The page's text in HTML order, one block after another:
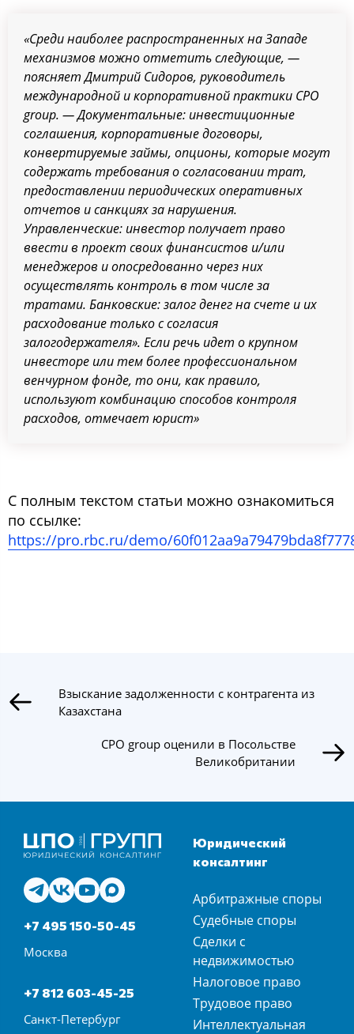
«Среди наиболее распространенных на Западе
механизмов можно отметить следующие, —
поясняет Дмитрий Сидоров, руководитель
международной и корпоративной практики СРО
group. — Документальные: инвестиционные
соглашения, корпоративные договоры,
конвертируемые займы, опционы, которые могут
содержать требования о согласовании трат,
предоставлении периодических оперативных
отчетов и санкциях за нарушения.
Управленческие: инвестор получает право
ввести в проект своих финансистов и/или
менеджеров и опосредованно через них
осуществлять контроль в том числе за
тратами. Банковские: залог денег на счете и их
расходование только с согласия
залогодержателя». Если речь идет о крупном
инвесторе или тем более профессиональном
венчурном фонде, то они, как правило,
используют комбинацию способов контроля
расходов, отмечает юрист»
С полным текстом статьи можно ознакомиться
по ссылке:
https://pro.rbc.ru/demo/
Взыскание задолженности с контрагента из
Казахстана
CPO group оценили в Посольстве
Великобритании
+7 495 150-50-45
Москва
+7 812 603-45-25
Санкт-Петербург
Юридический
консалтинг
Арбитражные споры
Судебные споры
Сделки с
недвижимостью
Налоговое право
Трудовое право
Интеллектуальная